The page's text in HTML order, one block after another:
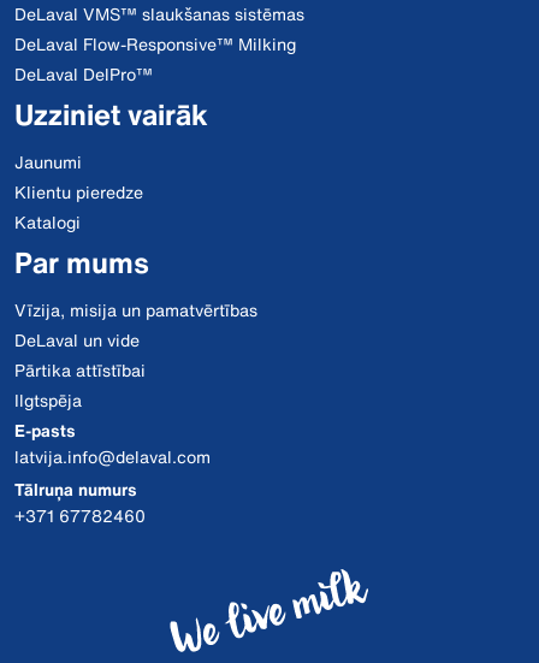
DeLaval VMS™ slaukšanas sistēmas
DeLaval Flow-Responsive™ Milking
DeLaval DelPro™
Uzziniet vairāk
Jaunumi
Klientu pieredze
Katalogi
Par mums
Vīzija, misija un pamatvērtības
DeLaval un vide
Pārtika attīstībai
Ilgtspēja
E-pasts
latvija.info@delaval.com
Tālruņa numurs
+371 67782460